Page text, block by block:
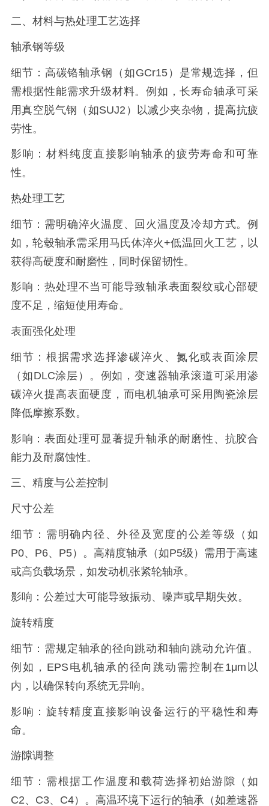
二、材料与热处理工艺选择
轴承钢等级
细节：高碳铬轴承钢（如GCr15）是常规选择，但
需根据性能需求升级材料。例如，长寿命轴承可采
用真空脱气钢（如SUJ2）以减少夹杂物，提高抗疲
劳性。
影响：材料纯度直接影响轴承的疲劳寿命和可靠
性。
热处理工艺
细节：需明确淬火温度、回火温度及冷却方式。例
如，轮毂轴承需采用马氏体淬火+低温回火工艺，以
获得高硬度和耐磨性，同时保留韧性。
影响：热处理不当可能导致轴承表面裂纹或心部硬
度不足，缩短使用寿命。
表面强化处理
细节：根据需求选择渗碳淬火、氮化或表面涂层
（如DLC涂层）。例如，变速器轴承滚道可采用渗
碳淬火提高表面硬度，而电机轴承可采用陶瓷涂层
降低摩擦系数。
影响：表面处理可显著提升轴承的耐磨性、抗胶合
能力及耐腐蚀性。
三、精度与公差控制
尺寸公差
细节：需明确内径、外径及宽度的公差等级（如
P0、P6、P5）。高精度轴承（如P5级）需用于高速
或高负载场景，如发动机张紧轮轴承。
影响：公差过大可能导致振动、噪声或早期失效。
旋转精度
细节：需规定轴承的径向跳动和轴向跳动允许值。
例如，EPS电机轴承的径向跳动需控制在1μm以
内，以确保转向系统无异响。
影响：旋转精度直接影响设备运行的平稳性和寿
命。
游隙调整
细节：需根据工作温度和载荷选择初始游隙（如
C2、C3、C4）。高温环境下运行的轴承（如差速器